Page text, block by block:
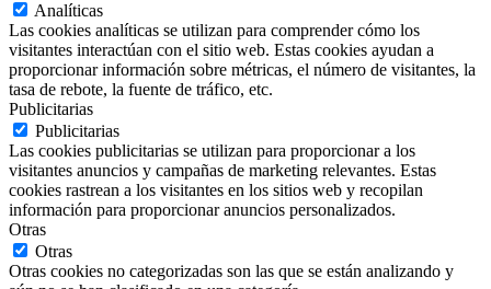
Analíticas
Las cookies analíticas se utilizan para comprender cómo los
visitantes interactúan con el sitio web. Estas cookies ayudan a
proporcionar información sobre métricas, el número de visitantes, la
tasa de rebote, la fuente de tráfico, etc.
Publicitarias
Publicitarias
Las cookies publicitarias se utilizan para proporcionar a los
visitantes anuncios y campañas de marketing relevantes. Estas
cookies rastrean a los visitantes en los sitios web y recopilan
información para proporcionar anuncios personalizados.
Otras
Otras
Otras cookies no categorizadas son las que se están analizando y